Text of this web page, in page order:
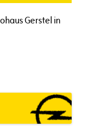
Gerstel in